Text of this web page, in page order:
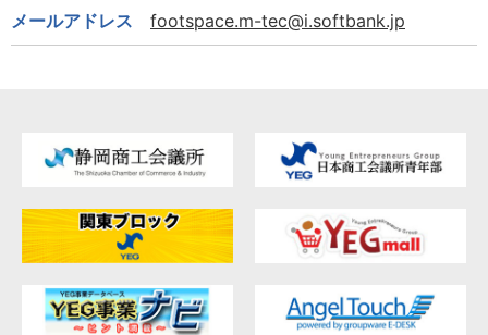
メールアドレス footspace.m-tec@i.softbank.jp